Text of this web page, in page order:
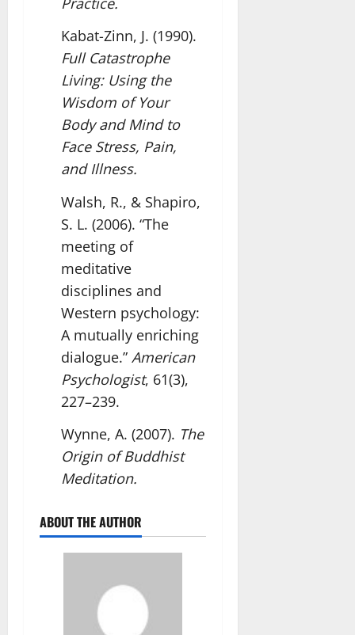
Kabat-Zinn, J. (1990).
Full Catastrophe
Living: Using the
Wisdom of Your
Body and Mind to
Face Stress, Pain,
and Illness.
Walsh, R., & Shapiro,
S. L. (2006). “The
meeting of
meditative
disciplines and
Western psychology:
A mutually enriching
dialogue.” American
Psychologist, 61(3),
227–239.
Wynne, A. (2007). The
Origin of Buddhist
Meditation.
ABOUT THE AUTHOR